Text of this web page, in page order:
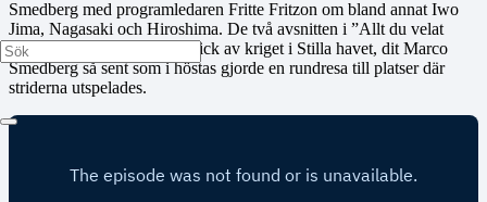
Smedberg med programledaren Fritte Fritzon om bland annat Iwo
Jima, Nagasaki och Hiroshima. De två avsnitten i ”Allt du velat
veta” ger en initierad överblick av kriget i Stilla havet, dit Marco
Smedberg så sent som i höstas gjorde en rundresa till platser där
striderna utspelades.